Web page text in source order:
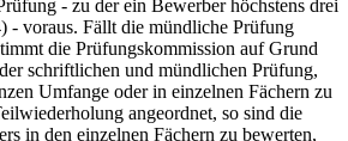
- zu der ein Bewerber höchstens drei
- voraus. Fällt die mündliche Prüfung
die Prüfungskommission auf Grund
schriftlichen und mündlichen Prüfung,
Umfange oder in einzelnen Fächern zu
angeordnet, so sind die
in den einzelnen Fächern zu bewerten,